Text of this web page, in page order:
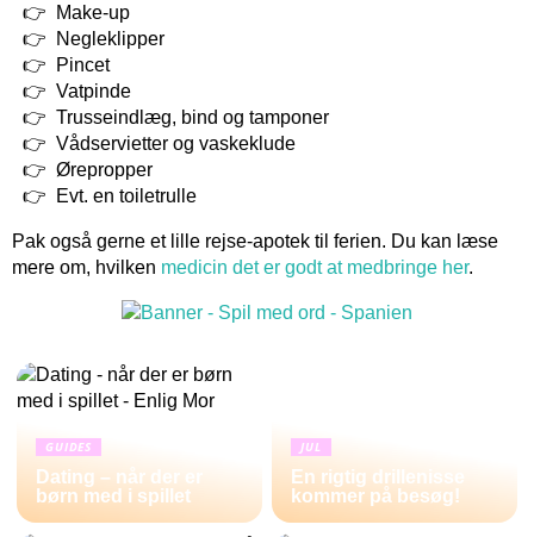
Make-up
Negleklipper
Pincet
Vatpinde
Trusseindlæg, bind og tamponer
Vådservietter og vaskeklude
Ørepropper
Evt. en toiletrulle
Pak også gerne et lille rejse-apotek til ferien. Du kan læse
mere om, hvilken medicin det er godt at medbringe her.
GUIDES
Dating – når der er
børn med i spillet
JUL
En rigtig drillenisse
kommer på besøg!